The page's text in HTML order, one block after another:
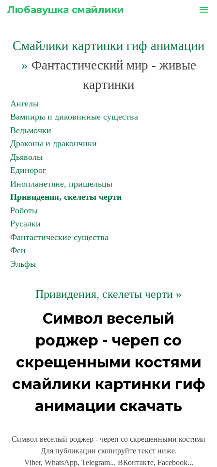
Любавушка смайлики menu
Смайлики картинки гиф анимации
» Фантастический мир - живые
картинки
Ангелы
Вампиры и диковинные существа
Ведьмочки
Драконы и дракончики
Дьяволы
Единорог
Инопланетяне, пришельцы
Привидения, скелеты черти
Роботы
Русалки
Фантастические существа
Феи
Эльфы
Привидения, скелеты черти »
Символ веселый
роджер - череп со
скрещенными костями
смайлики картинки гиф
анимации скачать
Символ веселый роджер - череп со скрещенными костями
Для публикации скопируйте текст ниже.
Viber, WhatsApp, Telegram... ВКонтакте, Facebook...